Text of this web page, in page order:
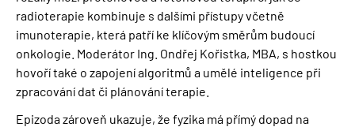
radioterapie kombinuje s dalšími přístupy včetně
imunoterapie, která patří ke klíčovým směrům budoucí
onkologie. Moderátor Ing. Ondřej Kořistka, MBA, s hostkou
hovoří také o zapojení algoritmů a umělé inteligence při
zpracování dat či plánování terapie.
Epizoda zároveň ukazuje, že fyzika má přímý dopad na